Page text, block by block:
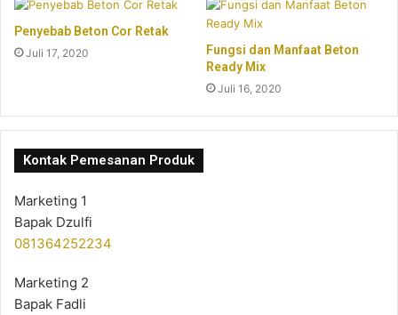
Penyebab Beton Cor Retak
Juli 17, 2020
Fungsi dan Manfaat Beton
Ready Mix
Juli 16, 2020
Kontak Pemesanan Produk
Marketing 1
Bapak Dzulfi
081364252234
Marketing 2
Bapak Fadli